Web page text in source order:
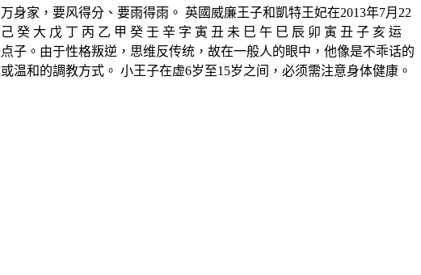
家，要风得分、要雨得雨。 英國威廉王子和凱特王妃在2013年7月22
癸 大 戊 丁 丙 乙 甲 癸 壬 辛 字 寅 丑 未 巳 午 巳 辰 卯 寅 丑 子 亥 运
子。由于性格叛逆，思维反传统，故在一般人的眼中，他像是不乖话的
和的調教方式。 小王子在虚6岁至15岁之间，必须需注意身体健康。